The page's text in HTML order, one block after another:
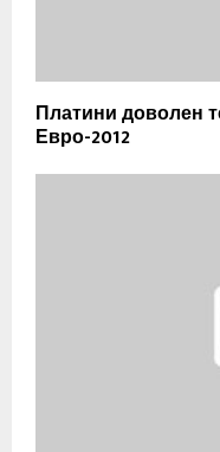
Платини доволен
Евро-2012